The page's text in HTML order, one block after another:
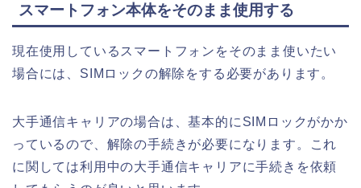
スマートフォン本体をそのまま使用する
現在使用しているスマートフォンをそのまま使いたい
場合には、 SIM ロックの解除をする必要があります。
大手通信キャリアの場合は、基本的に SIM ロックがかか
っているので、解除の手続きが必要になります。これ
に関しては利用中の大手通信キャリアに手続きを依頼